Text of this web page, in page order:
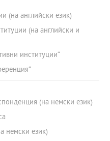
(на английски език)
(на английски и
институции“
(на немски език)
немски език)